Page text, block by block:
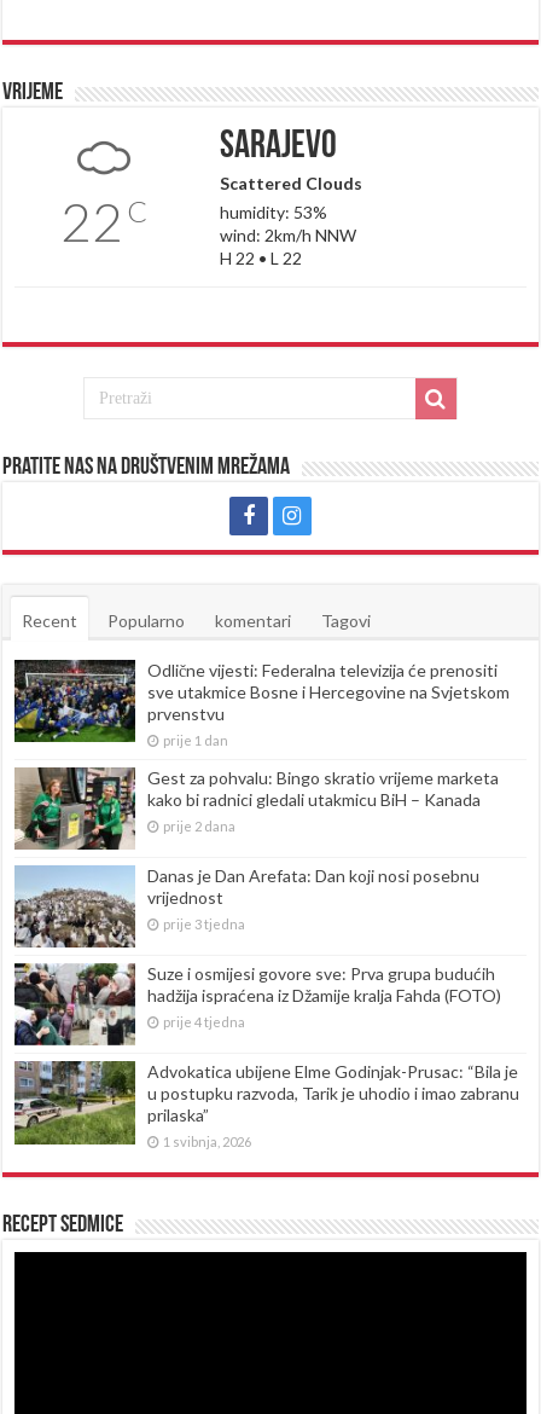
Vrijeme
22 C
Sarajevo
Scattered Clouds
humidity: 53%
wind: 2km/h NNW
H 22 • L 22
Pratite nas na društvenim mrežama
Recent Popularno komentari Tagovi
Odlične vijesti: Federalna televizija će prenositi
sve utakmice Bosne i Hercegovine na Svjetskom
prvenstvu
prije 1 dan
Gest za pohvalu: Bingo skratio vrijeme marketa
kako bi radnici gledali utakmicu BiH – Kanada
prije 2 dana
Danas je Dan Arefata: Dan koji nosi posebnu
vrijednost
prije 3 tjedna
Suze i osmijesi govore sve: Prva grupa budućih
hadžija ispraćena iz Džamije kralja Fahda (FOTO)
prije 4 tjedna
Advokatica ubijene Elme Godinjak-Prusac: “Bila je
u postupku razvoda, Tarik je uhodio i imao zabranu
prilaska”
1 svibnja, 2026
Recept sedmice